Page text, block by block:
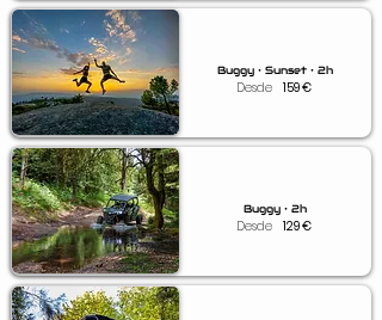
Buggy • Sunset • 2h
Desde 159€
Buggy • 2h
Desde 129€